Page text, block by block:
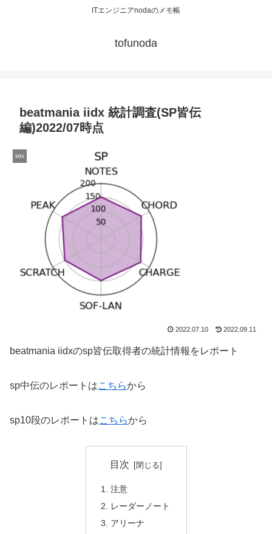
ITエンジニアnodaのメモ帳
tofunoda
beatmania iidx 統計調査(SP皆伝
編)2022/07時点
iidx
2022.07.10 2022.09.11
beatmania iidxのsp皆伝取得者の統計情報をレポート
sp中伝のレポートはこちらから
sp10段のレポートはこちらから
目次
注意
レーダーノート
アリーナ